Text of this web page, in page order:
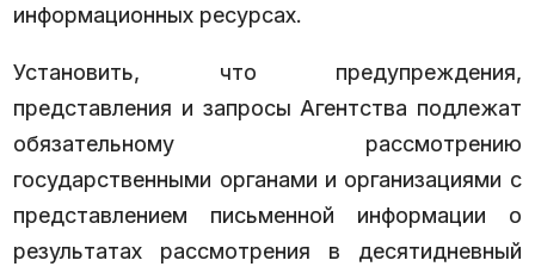
информационных ресурсах.
Установить, что предупреждения,
представления и запросы Агентства подлежат
обязательному рассмотрению
государственными органами и организациями с
представлением письменной информации о
результатах рассмотрения в десятидневный